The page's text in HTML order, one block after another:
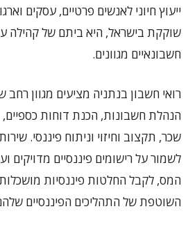
ייעוץ חיוני לאנשים פרטיים, עסקים
שוקקת בישראל, היא ביתם של קהילה
חשבונאיים מגוונים.
רואי חשבון בנתניה מציעים מגוון רחב
הנהלת חשבונות, הכנת דוחות כספיים,
שכר, תקצוב וחיזוי וניתוח פיננסי.
לשמור על רישומים פיננסיים מדויקים
המס, לקבל החלטות פיננסיות
השוטפת של התהליכים הפיננסיים